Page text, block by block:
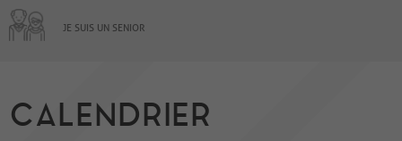
JE SUIS UN SENIOR
CALENDRIER